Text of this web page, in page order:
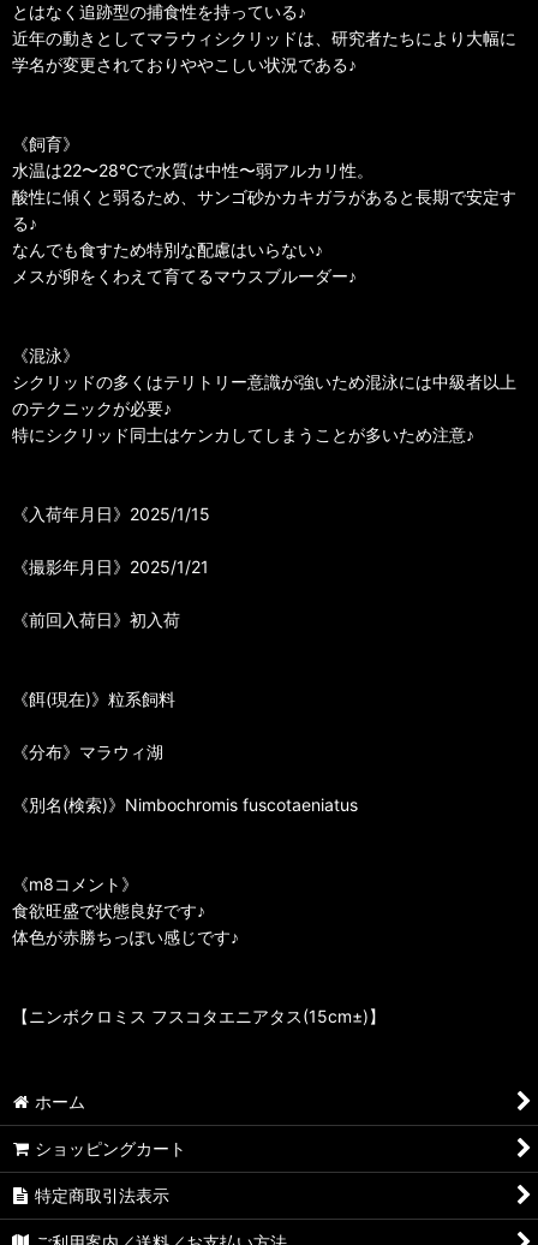
とはなく追跡型の捕食性を持っている♪
近年の動きとしてマラウィシクリッドは、研究者たちにより大幅に
学名が変更されておりややこしい状況である♪
《飼育》
水温は22〜28℃で水質は中性〜弱アルカリ性。
酸性に傾くと弱るため、サンゴ砂かカキガラがあると長期で安定す
る♪
なんでも食すため特別な配慮はいらない♪
メスが卵をくわえて育てるマウスブルーダー♪
《混泳》
シクリッドの多くはテリトリー意識が強いため混泳には中級者以上
のテクニックが必要♪
特にシクリッド同士はケンカしてしまうことが多いため注意♪
《入荷年月日》2025/1/15
《撮影年月日》2025/1/21
《前回入荷日》初入荷
《餌(現在)》粒系飼料
《分布》マラウィ湖
《別名(検索)》Nimbochromis fuscotaeniatus
《m8コメント》
食欲旺盛で状態良好です♪
体色が赤勝ちっぽい感じです♪
【ニンボクロミス フスコタエニアタス(15cm±)】
ホーム
ショッピングカート
特定商取引法表示